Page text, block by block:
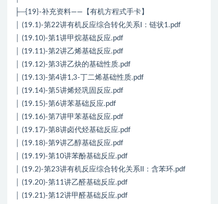
├─{19}-补充资料——【有机方程式手卡】
│ (19.1)-第22讲有机反应综合转化关系I：链状1.pdf
│ (19.10)-第1讲甲烷基础反应.pdf
│ (19.11)-第2讲乙烯基础反应.pdf
│ (19.12)-第3讲乙炔的基础性质.pdf
│ (19.13)-第4讲1,3-丁二烯基础性质.pdf
│ (19.14)-第5讲烯烃巩固反应.pdf
│ (19.15)-第6讲苯基础反应.pdf
│ (19.16)-第7讲甲苯基础反应.pdf
│ (19.17)-第8讲卤代烃基础反应.pdf
│ (19.18)-第9讲乙醇基础反应.pdf
│ (19.19)-第10讲苯酚基础反应.pdf
│ (19.2)-第23讲有机反应综合转化关系II：含苯环.pdf
│ (19.20)-第11讲乙醛基础反应.pdf
│ (19.21)-第12讲甲醛基础反应.pdf